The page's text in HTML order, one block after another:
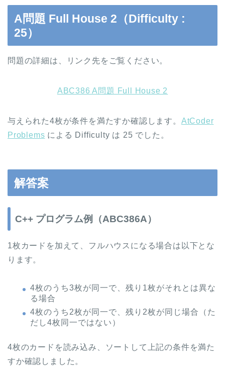
A問題 Full House 2（Difficulty :
25）
問題の詳細は、リンク先をご覧ください。
ABC386 A問題 Full House 2
与えられた4枚が条件を満たすか確認します。 AtCoder
Problems による Difficulty は 25 でした。
解答案
C++ プログラム例（ABC386A）
1枚カードを加えて、フルハウスになる場合は以下とな
ります。
4枚のうち3枚が同一で、残り1枚がそれとは異な
る場合
4枚のうち2枚が同一で、残り2枚が同じ場合（た
だし4枚同一ではない）
4枚のカードを読み込み、ソートして上記の条件を満た
すか確認しました。